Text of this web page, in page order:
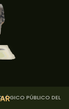
PÚBLICO DEL